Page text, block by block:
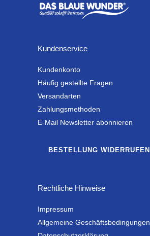
Kundenservice
Kundenkonto
Häufig gestellte Fragen
Versandarten
Zahlungsmethoden
E-Mail Newsletter abonnieren
BESTELLUNG WIDERRUFEN
Rechtliche Hinweise
Impressum
Allgemeine Geschäftsbedingungen